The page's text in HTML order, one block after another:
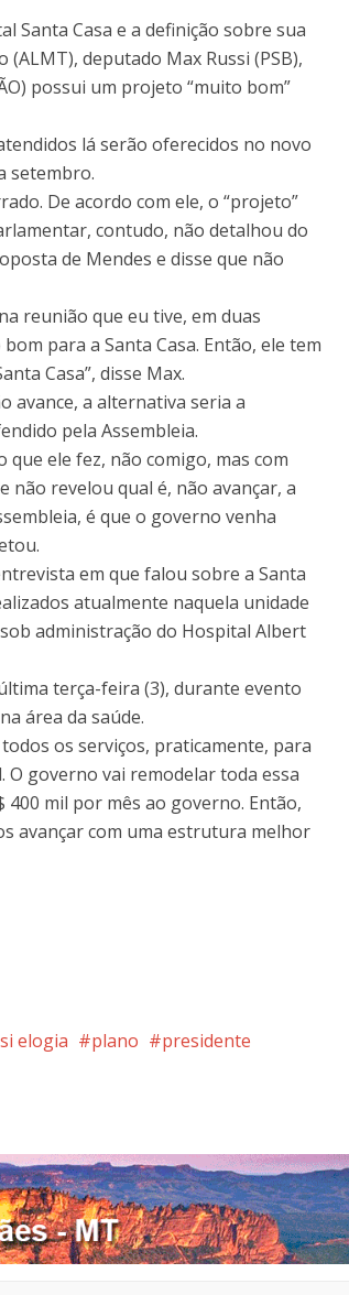
Santa Casa e a definição sobre sua
deputado Max Russi (PSB),
possui um projeto “muito bom”
lá serão oferecidos no novo
setembro.
De acordo com ele, o “projeto”
contudo, não detalhou do
de Mendes e disse que não
reunião que eu tive, em duas
para a Santa Casa. Então, ele tem
Casa”, disse Max.
avance, a alternativa seria a
pela Assembleia.
ele fez, não comigo, mas com
não revelou qual é, não avançar, a
é que o governo venha
em que falou sobre a Santa
atualmente naquela unidade
administração do Hospital Albert
terça-feira (3), durante evento
área da saúde.
os serviços, praticamente, para
governo vai remodelar toda essa
400 mil por mês ao governo. Então,
avançar com uma estrutura melhor
elogia plano presidente